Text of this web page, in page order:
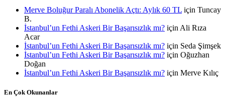
Merve Boluğur Paralı Abonelik Açtı: Aylık 60 TL için Tuncay
B.
İstanbul’un Fethi Askeri Bir Başarısızlık mı? için Ali Rıza
Acar
İstanbul’un Fethi Askeri Bir Başarısızlık mı? için Seda Şimşek
İstanbul’un Fethi Askeri Bir Başarısızlık mı? için Oğuzhan
Doğan
İstanbul’un Fethi Askeri Bir Başarısızlık mı? için Merve Kılıç
En Çok Okunanlar